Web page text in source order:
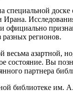
специальной
разных регионов.
весьма азартной,
состояние. Вы
партнера
библиотеке им.